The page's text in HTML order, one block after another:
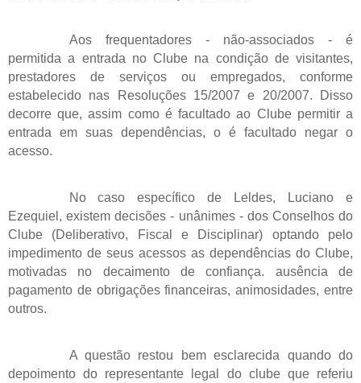
Aos frequentadores - não-associados - é
permitida a entrada no Clube na condição de visitantes,
prestadores de serviços ou empregados, conforme
estabelecido nas Resoluções 15/2007 e 20/2007. Disso
decorre que, assim como é facultado ao Clube permitir a
entrada em suas dependências, o é facultado negar o
acesso.
No caso específico de Leldes, Luciano e
Ezequiel, existem decisões - unânimes - dos Conselhos do
Clube (Deliberativo, Fiscal e Disciplinar) optando pelo
impedimento de seus acessos as dependências do Clube,
motivadas no decaimento de confiança. ausência de
pagamento de obrigações financeiras, animosidades, entre
outros.
A questão restou bem esclarecida quando do
depoimento do representante legal do clube que referiu